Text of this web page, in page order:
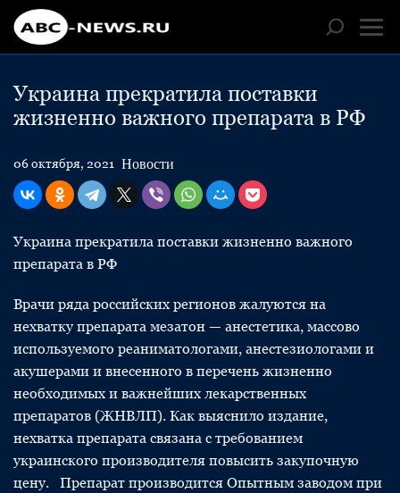
Украина прекратила поставки
жизненно важного препарата в РФ
06 октября, 2021 Новости
Украина прекратила поставки жизненно важного
препарата в РФ
Врачи ряда российских регионов жалуются на
нехватку препарата мезатон — анестетика, массово
используемого реаниматологами, анестезиологами и
акушерами и внесенного в перечень жизненно
необходимых и важнейших лекарственных
препаратов (ЖНВЛП). Как выяснило издание,
нехватка препарата связана с требованием
украинского производителя повысить закупочную
цену. Препарат производится Опытным заводом при